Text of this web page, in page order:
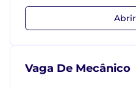
Vaga De Mecânico